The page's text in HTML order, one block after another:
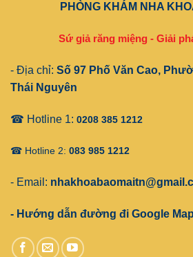
PHÒNG KHÁM NHA
Sứ giả răng miệng - Giải
- Địa chỉ: Số 97 Phố Văn Cao,
Thái Nguyên
☎ Hotline 1: 0208 385 1212
☎ Hotline 2: 083 985 1212
- Email:
- Hướng dẫn đường đi Google Map